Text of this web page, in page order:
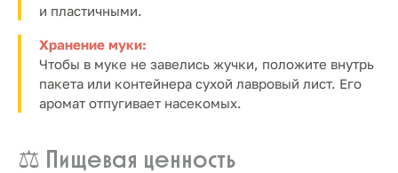
и пластичными.
Хранение муки:
Чтобы в муке не завелись жучки, положите внутрь
пакета или контейнера сухой лавровый лист. Его
аромат отпугивает насекомых.
⚖️ Пищевая ценность